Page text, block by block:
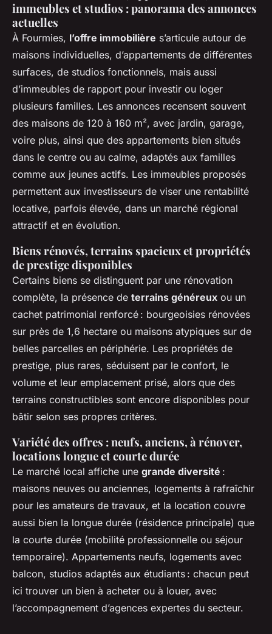
immeubles et studios : panorama des annonces
actuelles
À Fourmies, l’offre immobilière s’articule autour de
maisons individuelles, d’appartements de différentes
surfaces, de studios fonctionnels, mais aussi
d’immeubles de rapport pour investir ou loger
plusieurs familles. Les annonces recensent souvent
des maisons de 120 à 160 m², avec jardin, garage,
voire plus, ainsi que des appartements bien situés
dans le centre ou au calme, adaptés aux familles
comme aux jeunes actifs. Les immeubles proposés
permettent aux investisseurs de viser une rentabilité
locative, parfois élevée, dans un marché régional
attractif et en évolution.
Biens rénovés, terrains spacieux et propriétés
de prestige disponibles
Certains biens se distinguent par une rénovation
complète, la présence de terrains généreux ou un
cachet patrimonial renforcé : bourgeoisies rénovées
sur près de 1,6 hectare ou maisons atypiques sur de
belles parcelles en périphérie. Les propriétés de
prestige, plus rares, séduisent par le confort, le
volume et leur emplacement prisé, alors que des
terrains constructibles sont encore disponibles pour
bâtir selon ses propres critères.
Variété des offres : neufs, anciens, à rénover,
locations longue et courte durée
Le marché local affiche une grande diversité :
maisons neuves ou anciennes, logements à rafraîchir
pour les amateurs de travaux, et la location couvre
aussi bien la longue durée (résidence principale) que
la courte durée (mobilité professionnelle ou séjour
temporaire). Appartements neufs, logements avec
balcon, studios adaptés aux étudiants : chacun peut
ici trouver un bien à acheter ou à louer, avec
l’accompagnement d’agences expertes du secteur.